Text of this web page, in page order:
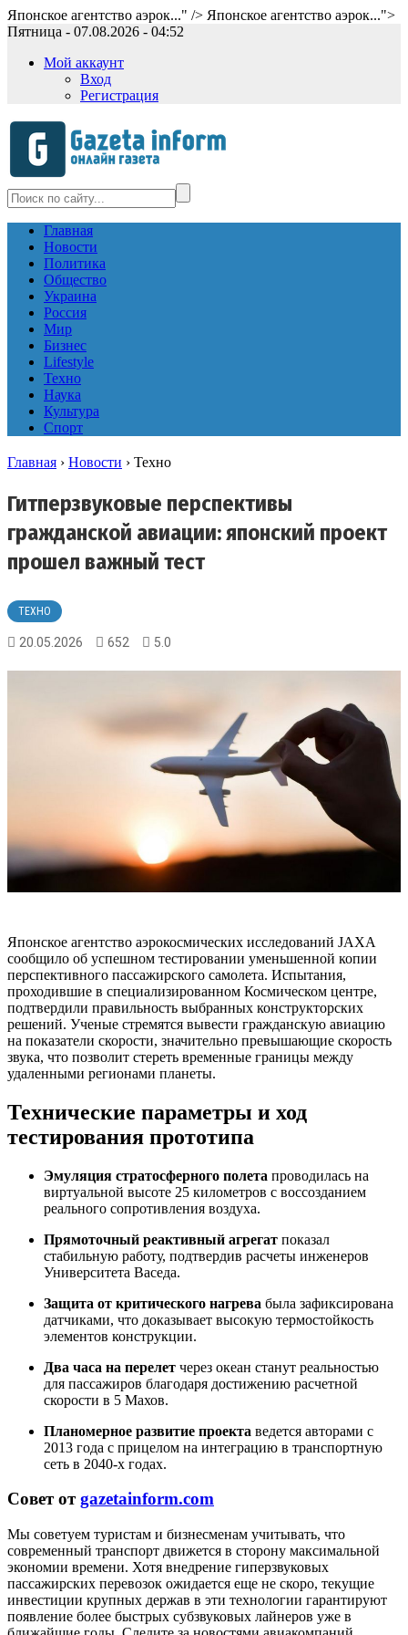
Японское агентство аэрок..." /> Японское агентство аэрок...">
Пятница - 07.08.2026 - 04:52
Мой аккаунт
Вход
Регистрация
Главная
Новости
Политика
Общество
Украина
Россия
Мир
Бизнес
Lifestyle
Техно
Наука
Культура
Спорт
Главная › Новости › Техно
Гитперзвуковые перспективы
гражданской авиации: японский проект
прошел важный тест
ТЕХНО
20.05.2026 652 5.0
Японское агентство аэрокосмических исследований JAXA
сообщило об успешном тестировании уменьшенной копии
перспективного пассажирского самолета. Испытания,
проходившие в специализированном Космическом центре,
подтвердили правильность выбранных конструкторских
решений. Ученые стремятся вывести гражданскую авиацию
на показатели скорости, значительно превышающие скорость
звука, что позволит стереть временные границы между
удаленными регионами планеты.
Технические параметры и ход
тестирования прототипа
Эмуляция стратосферного полета проводилась на
виртуальной высоте 25 километров с воссозданием
реального сопротивления воздуха.
Прямоточный реактивный агрегат показал
стабильную работу, подтвердив расчеты инженеров
Университета Васеда.
Защита от критического нагрева была зафиксирована
датчиками, что доказывает высокую термостойкость
элементов конструкции.
Два часа на перелет через океан станут реальностью
для пассажиров благодаря достижению расчетной
скорости в 5 Махов.
Планомерное развитие проекта ведется авторами с
2013 года с прицелом на интеграцию в транспортную
сеть в 2040-х годах.
Совет отgazetainform.com
Мы советуем туристам и бизнесменам учитывать, что
современный транспорт движется в сторону максимальной
экономии времени. Хотя внедрение гиперзвуковых
пассажирских перевозок ожидается еще не скоро, текущие
инвестиции крупных держав в эти технологии гарантируют
появление более быстрых субзвуковых лайнеров уже в